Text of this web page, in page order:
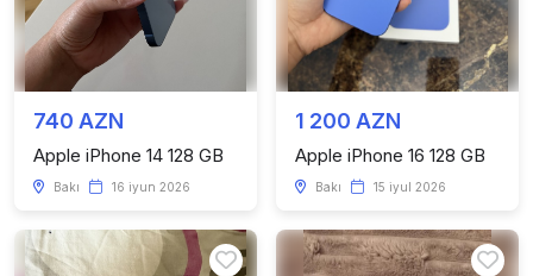
740 AZN
Apple iPhone 14 128 GB
Bakı 16 iyun 2026
1 200 AZN
Apple iPhone 16 128 GB
Bakı 15 iyul 2026